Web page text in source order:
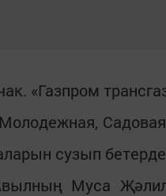
«Газпром
сузып
Муса